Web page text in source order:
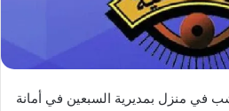
في منزل بمديرية السبعين في أمانة